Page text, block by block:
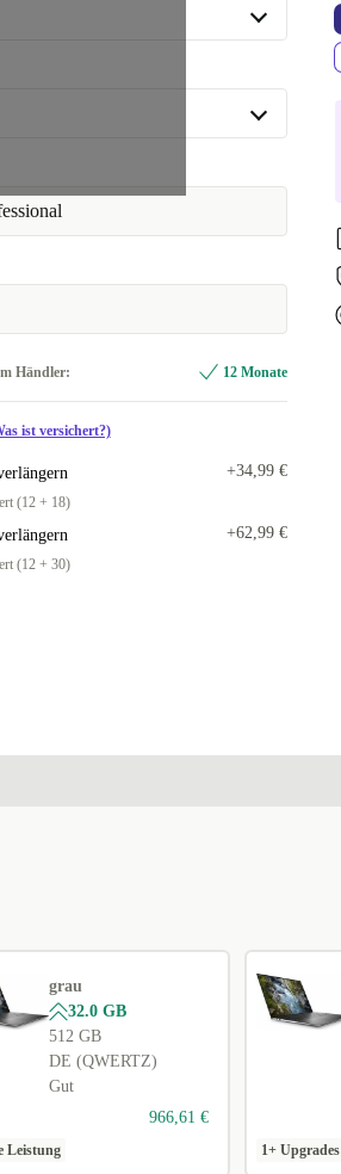
+129,08 €
+105,47 €
verfügbar
+422,47 €
Händler: 12 Monate
ist versichert?)
(12 + 18)
+34,99 €
(12 + 30)
+62,99 €
grau
32.0 GB
512 GB
DE (QWERTZ)
Gut
966,61 €
Leistung 1+ Upgrades